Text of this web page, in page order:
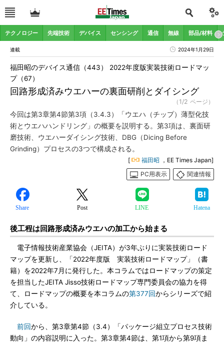
テクノロジー 先端技術 デバイス センシング 通信 無線 部品/材料
連載 2024年1月29日
回路形成済みウエハーの裏面研削とダイシング
福田昭のデバイス通信（443） 2022年度版実装技術ロードマッ
プ（67）
（1/2 ページ）
今回は第3章第4節第3項（3.4.3）「ウエハ（チップ）薄型化技
術とウエハハンドリング」の概要を説明する。第3項は、裏面研
磨技術、ウエハーダイシング技術、DBG（Dicing Before
Grinding）プロセスの3つで構成される。
[ 福田昭 ，EE Times Japan]
PC用表示
関連情報
Share Post LINE Hatena
後工程は回路形成済みウエハの加工から始まる
電子情報技術産業協会（JEITA）が3年ぶりに実装技術ロード
マップを更新し、「2022年度版 実装技術ロードマップ」（書
籍）を2022年7月に発行した。本コラムではロードマップの策定
を担当したJEITA Jisso技術ロードマップ専門委員会の協力を得
て、ロードマップの概要を本コラムの第377回からシリーズで紹
介している。
前回から、第3章第4節（3.4）「パッケージ組立プロセス技術
動向」の内容説明に入った。第3章第4節は、第1項から第9項ま